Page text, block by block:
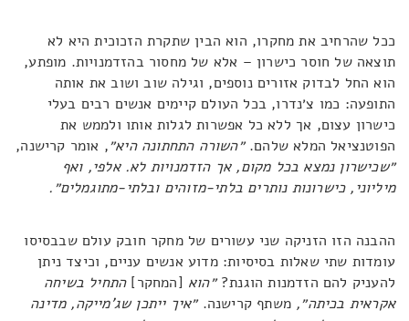
ככל שהרחיב את מחקרו, הוא הבין שתקרת הזכוכית היא לא
תוצאה של חוסר כישרון – אלא של מחסור בהזדמנויות. מופתע,
הוא החל לבדוק אזורים נוספים, וגילה שוב ושוב את אותה
התופעה: כמו צ׳נדרו, בכל העולם קיימים אנשים רבים בעלי
כישרון עצום, אך ללא כל אפשרות לגלות אותו ולממש את
הפוטנציאל המלא שלהם.״השורה התחתונה היא״, אומר קרישנה,
״שכישרון נמצא בכל מקום, אך הזדמנויות לא. אלפי, ואף
מיליוני, כישרונות נותרים בלתי-מזוהים ובלתי-מתוגמלים״.
ההבנה הזו הזניקה שני עשורים של מחקר חובק עולם שבבסיסו
עומדות שתי שאלות בסיסיות: מדוע אנשים עניים, וכיצד ניתן
להעניק להם הזדמנות הוגנת?״הוא [המחקר] התחיל בשיחה
אקראית בכיתה״, משתף קרישנה. ״איך ייתכן שג'מייקה, מדינה